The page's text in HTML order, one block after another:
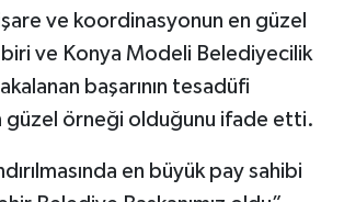
ve koordinasyonun en güzel
ve Konya Modeli Belediyecilik
başarının tesadüfi
güzel örneği olduğunu ifade etti.
en büyük pay sahibi